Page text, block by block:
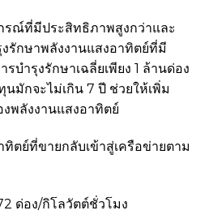
รณ์ที่มีประสิทธิภาพสูงกว่าและ
รักษาพลังงานแสงอาทิตย์ที่มี
บำรุงรักษาเฉลี่ยเพียง 1 ล้านด่อง
นมักจะไม่เกิน 7 ปี ช่วยให้เพิ่ม
พลังงานแสงอาทิตย์
ตย์ที่ขายกลับเข้าสู่เครือข่ายตาม
ด่อง/กิโลวัตต์ชั่วโมง